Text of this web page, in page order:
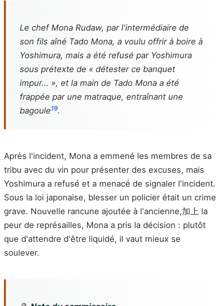
Le chef Mona Rudaw, par l'intermédiaire de
son fils aîné Tado Mona, a voulu offrir à boire à
Yoshimura, mais a été refusé par Yoshimura
sous prétexte de « détester ce banquet
impur... », et la main de Tado Mona a été
frappée par une matraque, entraînant une
bagoule19.
Après l'incident, Mona a emmené les membres de sa
tribu avec du vin pour présenter des excuses, mais
Yoshimura a refusé et a menacé de signaler l'incident.
Sous la loi japonaise, blesser un policier était un crime
grave. Nouvelle rancune ajoutée à l'ancienne,加上 la
peur de représailles, Mona a pris la décision : plutôt
que d'attendre d'être liquidé, il vaut mieux se
soulever.